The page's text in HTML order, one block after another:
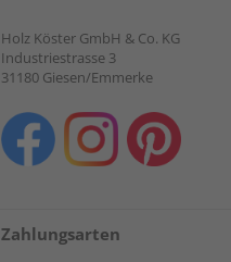
Holz Köster GmbH & Co. KG
Industriestrasse 3
31180 Giesen/Emmerke
Zahlungsarten